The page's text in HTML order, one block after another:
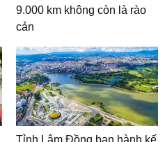
9.000 km không còn là rào
cản